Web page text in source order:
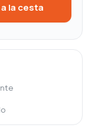
la cesta